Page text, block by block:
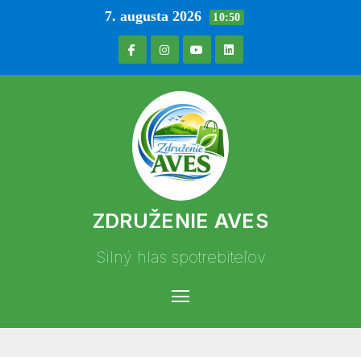
7. augusta 2026 10:50
ZDRUŽENIE AVES
Silný hlas spotrebiteľov